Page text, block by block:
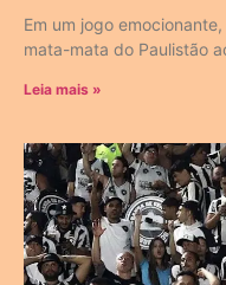
Em um jogo
mata-mata do Paulistão
Leia mais »